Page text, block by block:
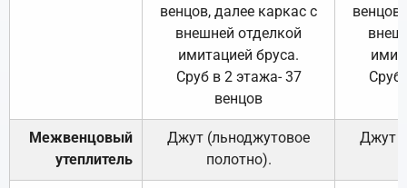
венцов, далее каркас с
внешней отделкой
имитацией бруса.
Сруб в 2 этажа- 37
венцов
Сруб
Межвенцовый
утеплитель
Джут (льноджутовое
полотно).
Джут